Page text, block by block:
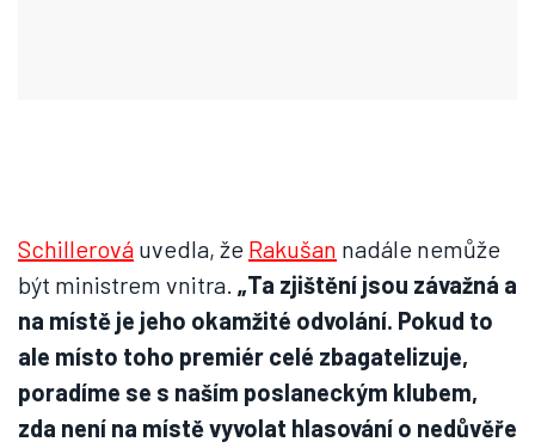
Schillerová uvedla, že Rakušan nadále nemůže
být ministrem vnitra. „Ta zjištění jsou závažná a
na místě je jeho okamžité odvolání. Pokud to
ale místo toho premiér celé zbagatelizuje,
poradíme se s naším poslaneckým klubem,
zda není na místě vyvolat hlasování o nedůvěře